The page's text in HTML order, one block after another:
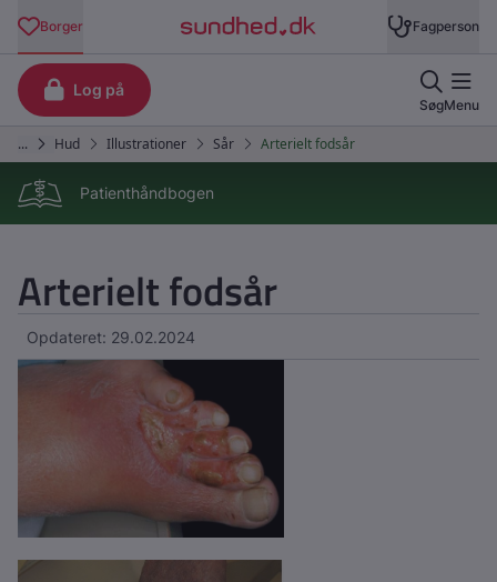
Patienthåndbogen
Arterielt fodsår
Opdateret: 29.02.2024